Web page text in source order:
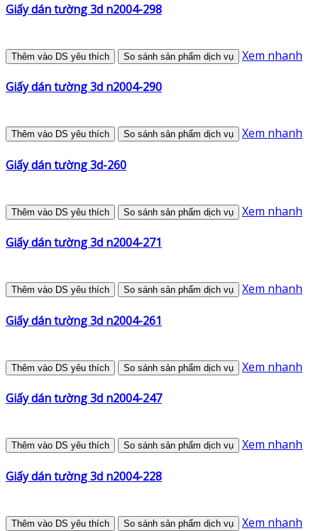
Giấy dán tường 3d n2004-298
Thêm vào DS yêu thích So sánh sản phẩm dịch vụ Xem nhanh
Giấy dán tường 3d n2004-290
Thêm vào DS yêu thích So sánh sản phẩm dịch vụ Xem nhanh
Giấy dán tường 3d-260
Thêm vào DS yêu thích So sánh sản phẩm dịch vụ Xem nhanh
Giấy dán tường 3d n2004-271
Thêm vào DS yêu thích So sánh sản phẩm dịch vụ Xem nhanh
Giấy dán tường 3d n2004-261
Thêm vào DS yêu thích So sánh sản phẩm dịch vụ Xem nhanh
Giấy dán tường 3d n2004-247
Thêm vào DS yêu thích So sánh sản phẩm dịch vụ Xem nhanh
Giấy dán tường 3d n2004-228
Thêm vào DS yêu thích So sánh sản phẩm dịch vụ Xem nhanh